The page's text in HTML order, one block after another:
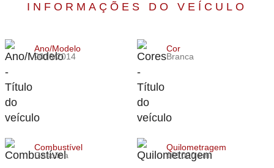
INFORMAÇÕES DO VEÍCULO
Ano/Modelo
2013/2014
Cor
Branca
Combustível
Gasolina
Quilometragem
101000 km